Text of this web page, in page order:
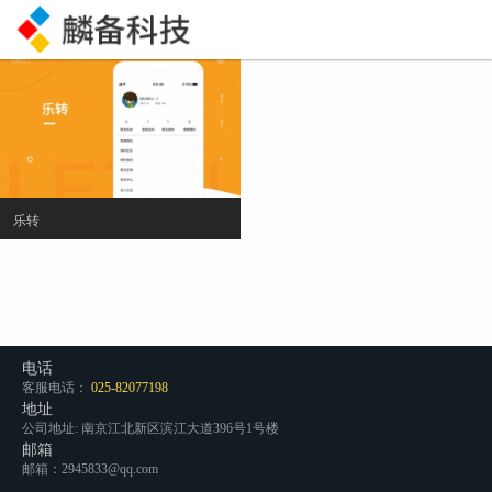
乐转
电话
客服电话： 025-82077198
地址
公司地址: 南京江北新区滨江大道396号1号楼
邮箱
邮箱：2945833@qq.com